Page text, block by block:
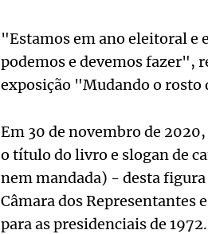
"Estamos em ano eleitoral e
podemos e devemos fazer",
exposição "Mudando o rosto
Em 30 de novembro de
o título do livro e slogan de
nem mandada) - desta figura
Câmara dos Representantes
para as presidenciais de 1972.